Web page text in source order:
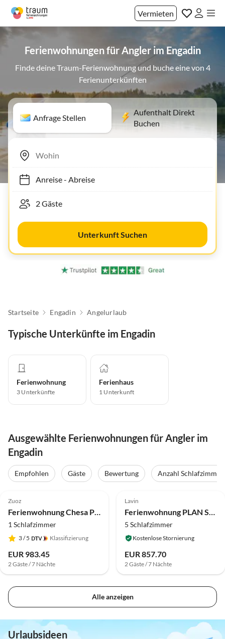
Vermieten
Ferienwohnungen für Angler im Engadin
Finde deine Traum-Ferienwohnung und buche eine von 4
Ferienunterkünften
Anfrage Stellen
Aufenthalt Direkt
Buchen
Anreise- Abreise
Unterkunft Suchen
Startseite Engadin Angelurlaub
Typische Unterkünfte im Engadin
Ferienwohnung
3 Unterkünfte
Ferienhaus
1 Unterkunft
Ausgewählte Ferienwohnungen für Angler im
Engadin
Empfohlen Gäste Bewertung
Anzahl Schlafzimmer
Zuoz
Ferienwohnung Chesa Piz Murtiröl
1 Schlafzimmer
3/ 5 Klassifizierung
EUR 983.45
2 Gäste / 7 Nächte
Lavin
Ferienwohnung PLAN SURA Chasa Perspectiva
5 Schlafzimmer
Kostenlose Stornierung
EUR 857.70
2 Gäste / 7 Nächte
Alle anzeigen
Urlaubsideen